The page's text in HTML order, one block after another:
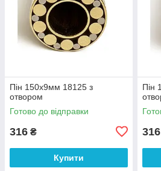
Пін 150х9мм 18125 з
отвором
Готово до відправки
316 ₴
Купити
Пін
316